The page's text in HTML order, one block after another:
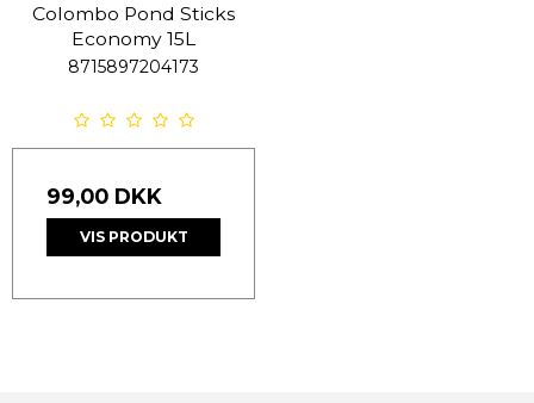
Colombo Pond Sticks
Economy 15L
8715897204173
99,00 DKK
VIS PRODUKT